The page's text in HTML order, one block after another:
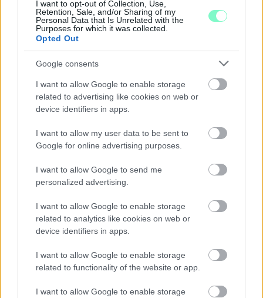
I want to opt-out of Collection, Use,
Retention, Sale, and/or Sharing of my
Personal Data that Is Unrelated with the
Purposes for which it was collected.
Opted Out
Google consents
I want to allow Google to enable storage
related to advertising like cookies on web or
device identifiers in apps.
I want to allow my user data to be sent to
Google for online advertising purposes.
I want to allow Google to send me
personalized advertising.
I want to allow Google to enable storage
related to analytics like cookies on web or
device identifiers in apps.
I want to allow Google to enable storage
related to functionality of the website or app.
I want to allow Google to enable storage
MEGRÁZÓ VIDEÓ BÁBOLNÁRÓL:
HAJLÉKTALAN FÉRFIT BÁNTALMAZTAK ÉS
ALÁZTAK MEG - HELYI INFORMÁCIÓINK SZERINT
A RENDŐRSÉG MÁR INTÉZKEDIK AZ ÜGYBEN
A felvételen egy padon alvó férfit ütnek meg, majd
arra kényszerítik, hogy térdre ereszkedve